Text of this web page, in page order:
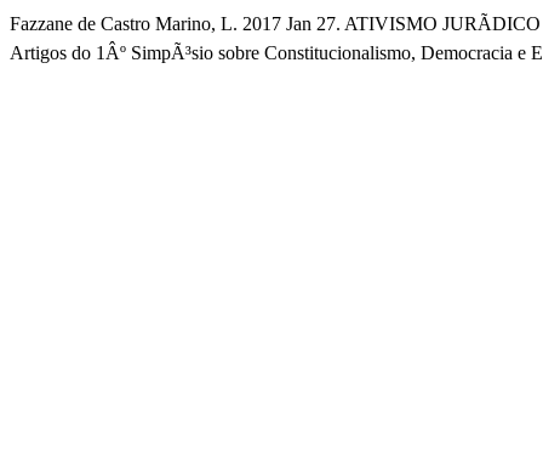
Fazzane de Castro Marino, L. 2017 Jan 27. ATIVISMO
Artigos do 1Âº SimpÃ³sio sobre Constitucionalismo, Democracia e